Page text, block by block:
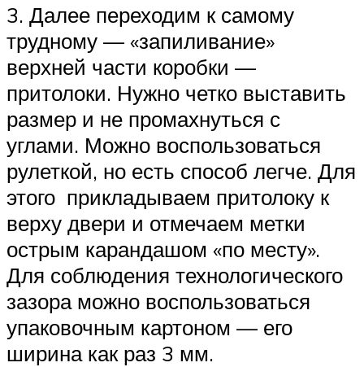
3. Далее переходим к самому
трудному — «запиливание»
верхней части коробки —
притолоки. Нужно четко выставить
размер и не промахнуться с
углами. Можно воспользоваться
рулеткой, но есть способ легче. Для
этого прикладываем притолоку к
верху двери и отмечаем метки
острым карандашом «по месту».
Для соблюдения технологического
зазора можно воспользоваться
упаковочным картоном — его
ширина как раз 3 мм.